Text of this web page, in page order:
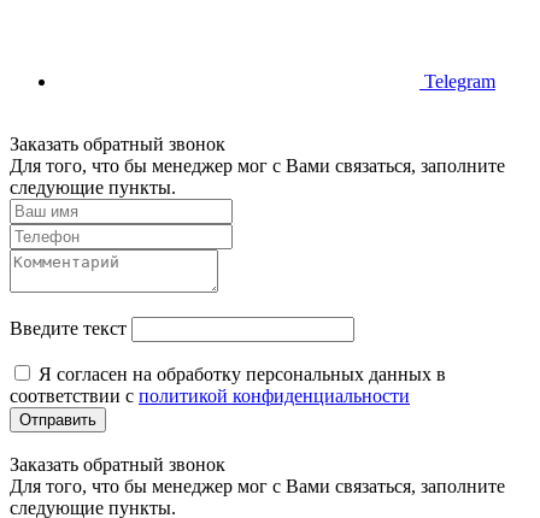
Telegram
Заказать обратный звонок
Для того, что бы менеджер мог с Вами связаться, заполните
следующие пункты.
Введите текст
Я согласен на обработку персональных данных в
соответствии с политикой конфиденциальности
Отправить
Заказать обратный звонок
Для того, что бы менеджер мог с Вами связаться, заполните
следующие пункты.